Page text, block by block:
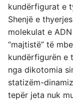
kundërfigurat e
Shenjë e
molekulat e
“majtistë” të
kundërfigurën e
nga dikotomia
statizëm-
tepër jeta nuk